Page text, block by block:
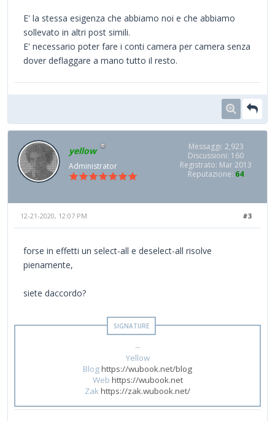
E' la stessa esigenza che abbiamo noi e che abbiamo
sollevato in altri post simili.
E' necessario poter fare i conti camera per camera senza
dover deflaggare a mano tutto il resto.
yellow
Administrator
Messaggi: 2,923
Discussioni: 160
Registrato: Mar 2013
Reputazione: 64
#3
12-21-2020, 12:07 PM
forse in effetti un select-all e deselect-all risolve
pienamente,
siete daccordo?
--
Yellow
Bloghttps://wubook.net/blog
Web https://wubook.net
Zakhttps://zak.wubook.net/